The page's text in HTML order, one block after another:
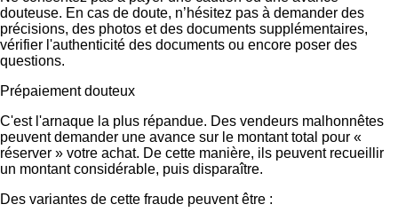
douteuse. En cas de doute, n’hésitez pas à demander des
précisions, des photos et des documents supplémentaires,
vérifier l'authenticité des documents ou encore poser des
questions.
Prépaiement douteux
C'est l'arnaque la plus répandue. Des vendeurs malhonnêtes
peuvent demander une avance sur le montant total pour «
réserver » votre achat. De cette manière, ils peuvent recueillir
un montant considérable, puis disparaître.
Des variantes de cette fraude peuvent être :